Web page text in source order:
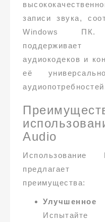
записи звука,
Windows ПК.
аудиокодеков и
её
Audio
предлагает
преимущества: